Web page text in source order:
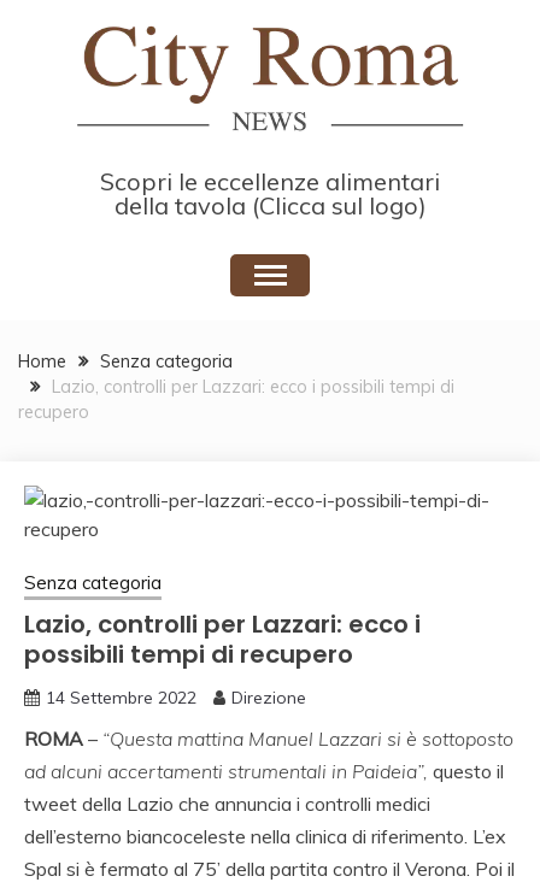
Scopri le eccellenze alimentari
della tavola (Clicca sul logo)
Home
Senza categoria
Lazio, controlli per Lazzari: ecco i possibili tempi di
recupero
Senza categoria
Lazio, controlli per Lazzari: ecco i
possibili tempi di recupero
14 Settembre 2022 Direzione
ROMA – “Questa mattina Manuel Lazzari si è sottoposto
ad alcuni accertamenti strumentali in Paideia”, questo il
tweet della Lazio che annuncia i controlli medici
dell’esterno biancoceleste nella clinica di riferimento. L’ex
Spal si è fermato al 75’ della partita contro il Verona. Poi il